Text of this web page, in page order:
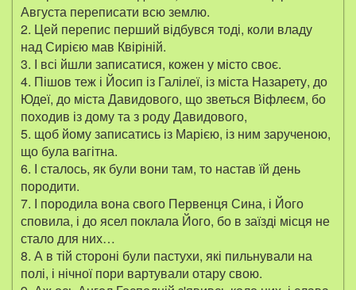
Августа переписати всю землю.
2. Цей перепис перший відбувся тоді, коли владу
над Сирією мав Квіріній.
3. І всі йшли записатися, кожен у місто своє.
4. Пішов теж і Йосип із Галілеї, із міста Назарету, до
Юдеї, до міста Давидового, що зветься Віфлеєм, бо
походив із дому та з роду Давидового,
5. щоб йому записатись із Марією, із ним зарученою,
що була вагітна.
6. І сталось, як були вони там, то настав їй день
породити.
7. І породила вона свого Первенця Сина, і Його
сповила, і до ясел поклала Його, бо в заїзді місця не
стало для них…
8. А в тій стороні були пастухи, які пильнували на
полі, і нічної пори вартували отару свою.